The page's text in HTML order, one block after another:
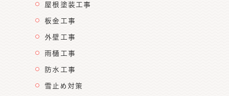
屋根塗装工事
板金工事
外壁工事
雨樋工事
防水工事
雪止め対策